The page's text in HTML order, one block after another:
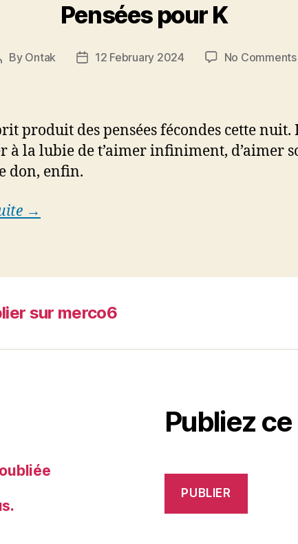
Pensées pour K
By Ontak
Post12 February 2024 No Comments
produit des pensées fécondes cette
à la lubie de t’aimer infiniment, d’aimer
don, enfin.
→
sur merco6
Publiez
PUBLIER